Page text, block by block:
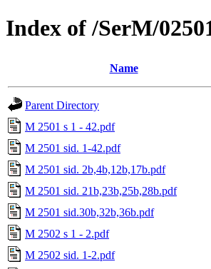
Index of /SerM/
Name
Parent Directory
M 2501 s 1 - 42.pdf
M 2501 sid. 1-42.pdf
M 2501 sid. 2b,4b,12b,17b.pdf
M 2501 sid. 21b,23b,25b,28b.pdf
M 2501 sid.30b,32b,36b.pdf
M 2502 s 1 - 2.pdf
M 2502 sid. 1-2.pdf